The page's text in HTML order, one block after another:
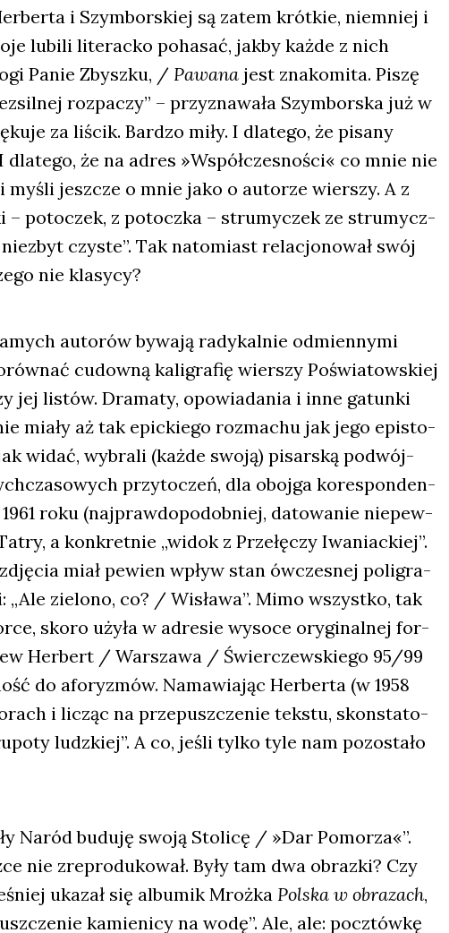
i Szym­bor­skiej są zatem krót­kie, nie­mniej i
lubi­li lite­rac­ko poha­sać, jak­by każ­de z nich
Panie Zbysz­ku, / Pawa­na jest zna­ko­mi­ta. Piszę
roz­pa­czy” – przy­zna­wa­ła Szym­bor­ska już w
za liścik. Bar­dzo miły. I dla­te­go, że pisa­ny
że na adres »Współ­cze­sno­ści« co mnie nie
myśli jesz­cze o mnie jako o auto­rze wier­szy. A z
– poto­czek, z potocz­ka – stru­my­czek ze stru­mycz­
czy­ste”. Tak nato­miast rela­cjo­no­wał swój
nie kla­sy­cy?
auto­rów bywa­ją rady­kal­nie odmien­ny­mi
cudow­ną kali­gra­fię wier­szy Poświa­tow­skiej
jej listów. Dra­ma­ty, opo­wia­da­nia i inne gatun­ki
mia­ły aż tak epic­kie­go roz­ma­chu jak jego epi­sto­
widać, wybra­li (każ­de swo­ją) pisar­ską podwój­
przy­to­czeń, dla oboj­ga kore­spon­den­
roku (naj­praw­do­po­dob­niej, dato­wa­nie nie­pew­
a kon­kret­nie „widok z Prze­łę­czy Iwa­niac­kiej”.
miał pewien wpływ stan ówcze­snej poli­gra­
zie­lo­no, co? / Wisła­wa”. Mimo wszyst­ko, tak
sko­ro uży­ła w adre­sie wyso­ce ory­gi­nal­nej for­
Her­bert / War­sza­wa / Świer­czew­skie­go 95/99
do afo­ry­zmów. Nama­wia­jąc Her­ber­ta (w 1958
i licząc na prze­pusz­cze­nie tek­stu, skon­sta­to­
ludz­kiej”. A co, jeśli tyl­ko tyle nam pozo­sta­ło
Naród budu­ję swo­ją Sto­li­cę / »Dar Pomo­rza«”.
nie zre­pro­du­ko­wał. Były tam dwa obraz­ki? Czy
uka­zał się albu­mik Mroż­ka Pol­ska w obra­zach,
kamie­ni­cy na wodę”. Ale, ale: pocz­tów­kę